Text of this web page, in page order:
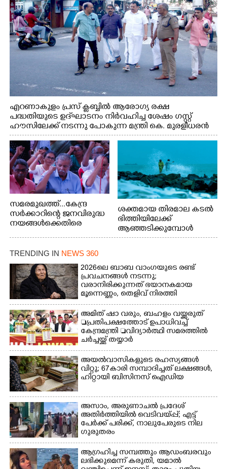
എറണാകുളം പ്രസ് ക്ലബ്ബിൽ ആരോഗ്യ രക്ഷ
പദ്ധതിയുടെ ഉദ്‌ഘാടനം നിർവഹിച്ച ശേഷം ഗസ്റ്റ്
ഹൗസിലേക്ക് നടന്നു പോകുന്ന മന്ത്രി കെ. മുരളീധരൻ
സമരമുഖത്ത്...കേന്ദ്ര
സർക്കാറിന്റെ ജനവിരുദ്ധ
നയങ്ങൾക്കെതിരെ
ഓഫീസിനു മുന്നിൽ
കർഷക തൊഴിലാളി
സംയുക്ത സമര സമിതി
സംഘടിപ്പിച്ച ജയിൽ
നിറയ്ക്കൽ സമരത്തിൽ
പങ്കെടുത്തുകൊണ്ട്
മുദ്രാവാക്യം വിളിക്കുന്ന
മുൻ മന്ത്രി എസ്. ശർമ്മ
ശക്തമായ തിരമാല കടൽ
ഭിത്തിയിലേക്ക്
ആഞ്ഞടിക്കുമ്പോൾ
അപകടകരമായ രീതിയിൽ
ബീച്ചിൽ നിന്നുള്ള കാഴ്ച്ച
TRENDING IN NEWS 360
2026ലെ ബാബ വാംഗയുടെ രണ്ട്
പ്രവചനങ്ങൾ നടന്നു;
വരാനിരിക്കുന്നത് ഭയാനകമായ
മൂന്നെണ്ണം, തെളിവ് നിരത്തി
അനുയായികൾ
അമിത് ഷാ വരും, ബഹളം വയ്ക്കരുത്
പ്രതിപക്ഷത്തോട് ഉപാധിവച്ച്
കേന്ദ്രമന്ത്രി വിദ്യാർത്ഥി സമരത്തിൽ
ചർച്ചയ്ക്ക് തയ്യാർ
അയൽവാസികളുടെ രഹസ്യങ്ങൾ
വിറ്റു; 67കാരി സമ്പാദിച്ചത് ലക്ഷങ്ങൾ,
ഹിറ്റായി ബിസിനസ് ഐഡിയ
അസാം, അരുണാചൽ പ്രദേശ്
അതിർത്തിയിൽ വെടിവയ്പ്പ്; എട്ട്
പേർക്ക് പരിക്ക്, നാലുപേരുടെ നില
ഗുരുതരം
ആഗ്രഹിച്ച സമ്പത്തും ആഡംബരവും
ലഭിക്കുമെന്ന് കരുതി, യമാൽ